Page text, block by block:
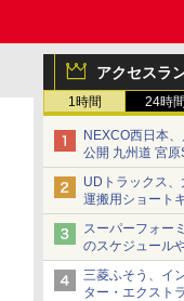
アクセスラ
1時間 24時間
NEXCO西日本
公開 九州道 宮
車両を通行可能
UDトラックス
運搬用ショート
スーパーフォー
のスケジュール
を紹介
三菱ふそう、イ
ター・エクスト